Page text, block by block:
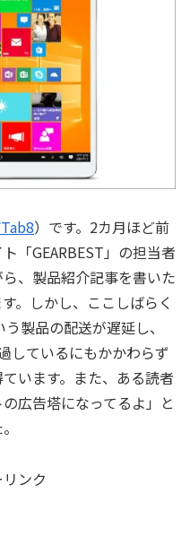
）です。2カ月ほど前
「GEARBEST」の担当者
、製品紹介記事を書いた
。しかし、ここしばらく
う製品の配送が遅延し、
しているにもかかわらず
います。また、ある読者
広告塔になってるよ」と
ンク